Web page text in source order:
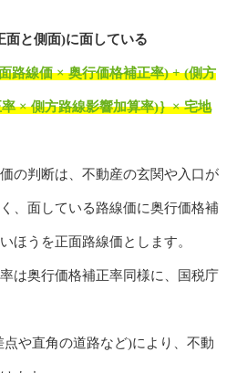
面と側面)に面している
路線価 × 奥行価格補正率) + (側方
× 側方路線影響加算率)｝× 宅地
の判断は、不動産の玄関や入口が
、面している路線価に奥行価格補
ほうを正面路線価とします。
は奥行価格補正率同様に、国税庁
や直角の道路など)により、不動